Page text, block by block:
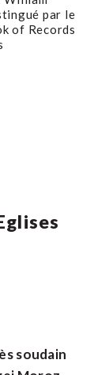
par le
of Records
soudain